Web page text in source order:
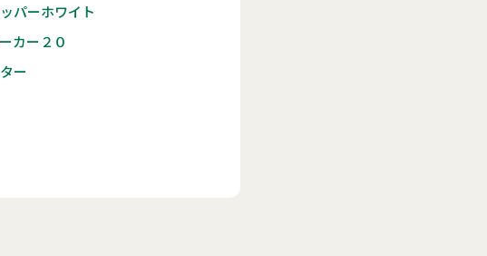
パーホワイト
カー２０
ー